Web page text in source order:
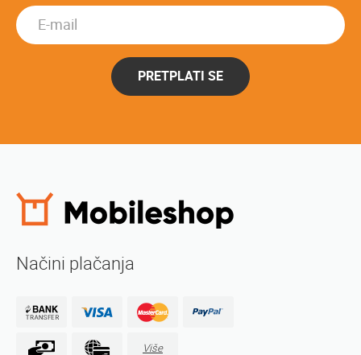
PRETPLATI SE
Načini plačanja
Više